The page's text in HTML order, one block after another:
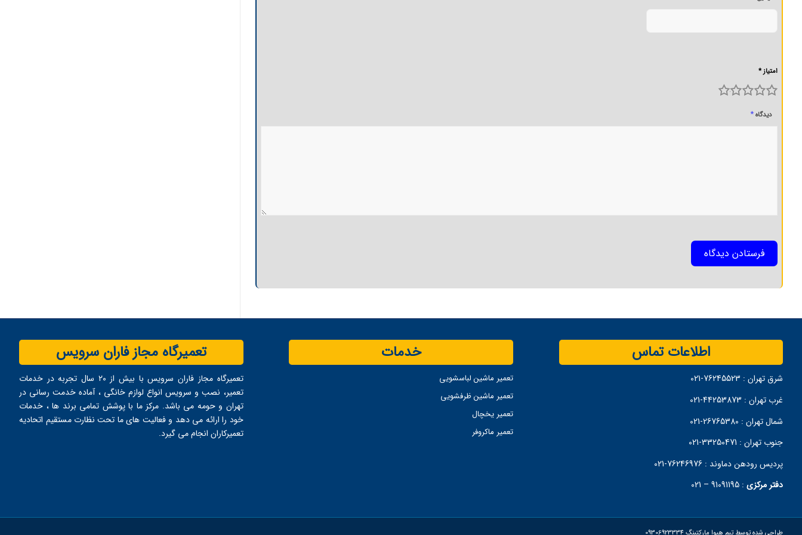
امتیاز *
4 3 2 1
دیدگاه*
اطلاعات تماس
شرق تهران : 76245523-021
غرب تهران : 44253873-021
شمال تهران :
جنوب تهران : 33250471-021
پردیس رودهن دماوند : 76246976-021
دفتر مرکزی :
91091195 – 021
خدمات
تعمیر ماشین لباسشویی
تعمیر ماشین ظرفشویی
تعمیر یخچال
تعمیر ماکروفر
تعمیرگاه مجاز فاران سرویس
تعمیرگاه مجاز فاران سرویس با بیش از ۲۰ سال تجربه در خدمات
تعمیر، نصب و سرویس انواع لوازم خانگی ، آماده خدمت ‌رسانی در
تهران و حومه می ‌باشد. مرکز ما با پوشش تمامی برند ها ، خدمات
خود را ارائه می ‌دهد و فعالیت های ما تحت نظارت مستقیم اتحادیه
تعمیرکاران انجام می ‌گیرد.
طراحی شده توسط تیم هیوا مارکتینگ 09306923334